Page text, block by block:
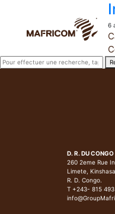
6
D. R. DU CONGO
260 2eme Rue
Limete,
R. D. Congo.
T +243- 815 493